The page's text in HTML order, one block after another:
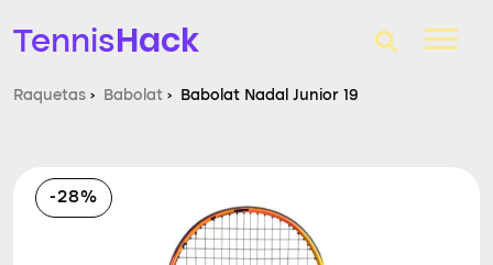
TennisHack
Raquetas de tenis
Zapatillas
Raquetas › Babolat › Babolat Nadal Junior 19
-28%